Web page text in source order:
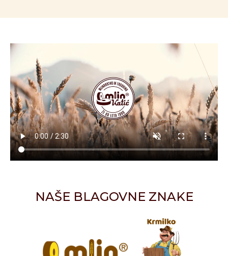
NAŠE BLAGOVNE ZNAKE